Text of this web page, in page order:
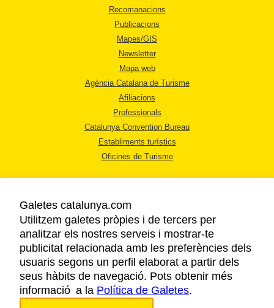
Recomanacions
Publicacions
Mapes/GIS
Newsletter
Mapa web
Agència Catalana de Turisme
Afiliacions
Professionals
Catalunya Convention Bureau
Establiments turístics
Oficines de Turisme
AVÍS LEGAL
POLÍTICA DE PRIVACITAT
COOKIES
ACCESSIBILITAT
Galetes catalunya.com
Utilitzem galetes pròpies i de tercers per
analitzar els nostres serveis i mostrar-te
publicitat relacionada amb les preferències dels
usuaris segons un perfil elaborat a partir dels
seus hàbits de navegació. Pots obtenir més
informació a la Política de Galetes.